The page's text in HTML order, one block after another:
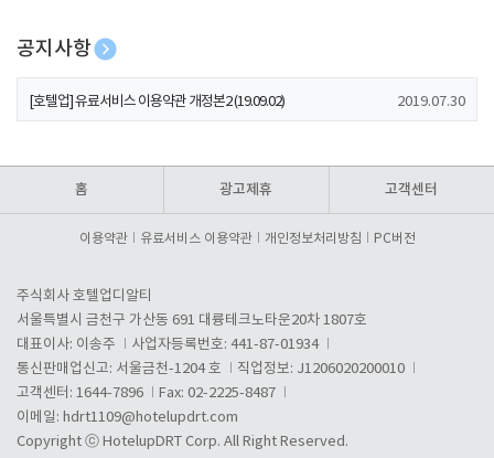
공지사항
[호텔업] 개인정보 처리방침 개정본1 (19.09.02)
[호텔업] 유료서비스 이용약관 개정본2 (19.09.02) 2019.07.30
홈 광고제휴 고객센터
이용약관 유료서비스 이용약관 개인정보처리방침 PC버전
주식회사 호텔업디알티
서울특별시 금천구 가산동 691 대륭테크노타운20차 1807호
대표이사: 이송주
사업자등록번호: 441-87-01934
통신판매업신고: 서울금천-1204 호
직업정보: J1206020200010
고객센터: 1644-7896
Fax: 02-2225-8487
이메일: hdrt1109@hotelupdrt.com
Copyright ⓒ HotelupDRT Corp. All Right Reserved.